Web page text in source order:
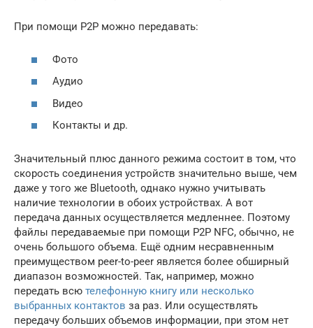
При помощи P2P можно передавать:
Фото
Аудио
Видео
Контакты и др.
Значительный плюс данного режима состоит в том, что
скорость соединения устройств значительно выше, чем
даже у того же Bluetooth, однако нужно учитывать
наличие технологии в обоих устройствах. А вот
передача данных осуществляется медленнее. Поэтому
файлы передаваемые при помощи P2P NFC, обычно, не
очень большого объема. Ещё одним несравненным
преимуществом peer-to-peer является более обширный
диапазон возможностей. Так, например, можно
передать всю телефонную книгу или несколько
выбранных контактов за раз. Или осуществлять
передачу больших объемов информации, при этом нет